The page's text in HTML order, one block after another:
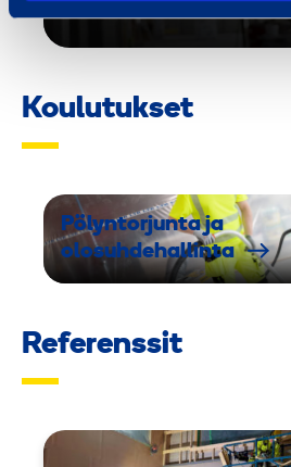
Koulutukset
Pölyntorjunta ja
olosuhdehallinta
Referenssit